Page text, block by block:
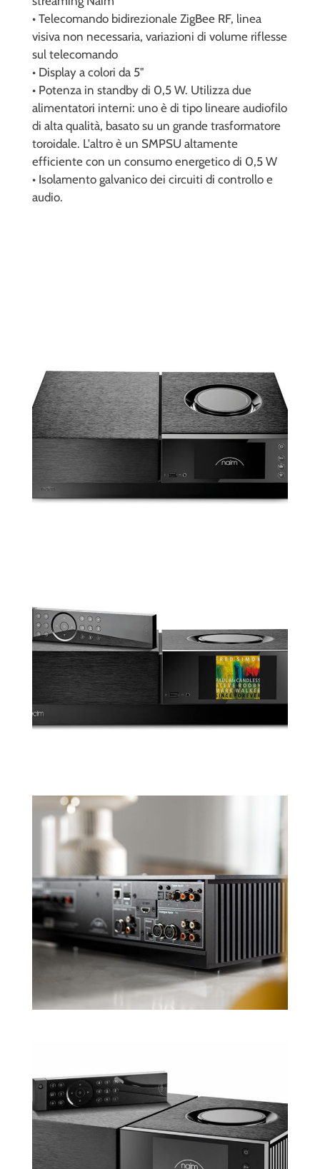
• Telecomando bidirezionale ZigBee RF, linea
visiva non necessaria, variazioni di volume riflesse
sul telecomando
• Display a colori da 5"
• Potenza in standby di 0,5 W. Utilizza due
alimentatori interni: uno è di tipo lineare audiofilo
di alta qualità, basato su un grande trasformatore
toroidale. L'altro è un SMPSU altamente
efficiente con un consumo energetico di 0,5 W
• Isolamento galvanico dei circuiti di controllo e
audio.